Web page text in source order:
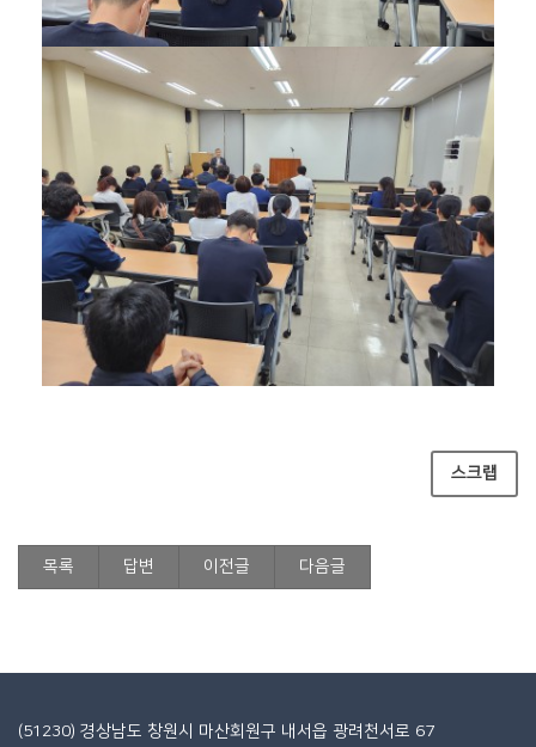
스크랩
목록 답변 이전글 다음글
(51230) 경상남도 창원시 마산회원구 내서읍 광려천서로 67